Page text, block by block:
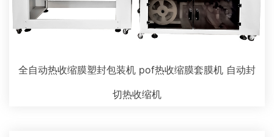
全自动热收缩膜塑封包装机 pof热收缩膜套膜机 自动封
切热收缩机